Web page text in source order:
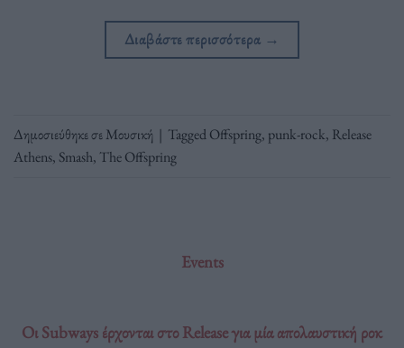
Διαβάστε περισσότερα →
Δημοσιεύθηκε σεΜουσική | TaggedOffspring, punk-rock, Release
Athens, Smash, The Offspring
Events
Οι Subways έρχονται στο Release για μία απολαυστική ροκ